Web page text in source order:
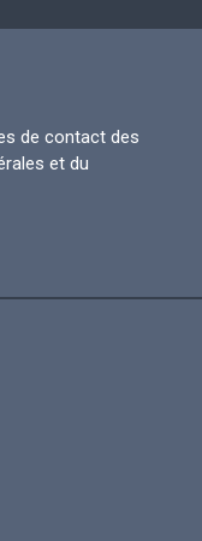
de contact des
et du